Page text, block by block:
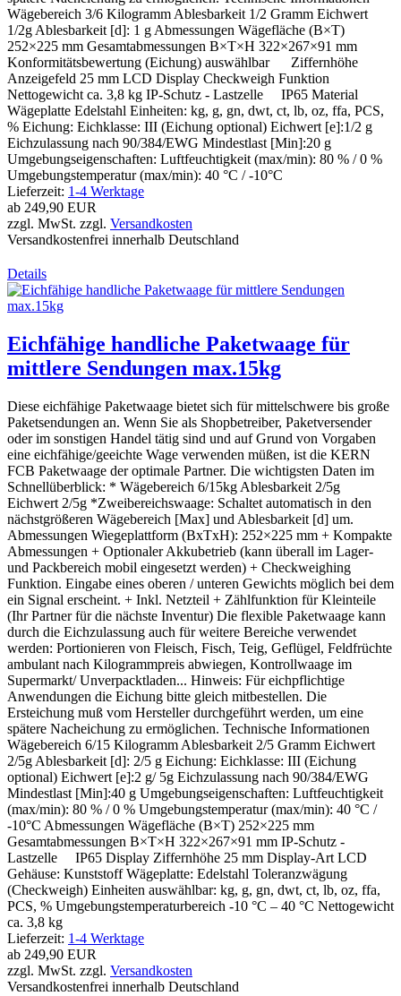
Wägebereich 3/6 Kilogramm Ablesbarkeit 1/2 Gramm Eichwert
1/2g Ablesbarkeit [d]: 1 g Abmessungen Wägefläche (B×T)
252×225 mm Gesamtabmessungen B×T×H 322×267×91 mm
Konformitätsbewertung (Eichung) auswählbar Ziffernhöhe
Anzeigefeld 25 mm LCD Display Checkweigh Funktion
Nettogewicht ca. 3,8 kg IP-Schutz - Lastzelle IP65 Material
Wägeplatte Edelstahl Einheiten: kg, g, gn, dwt, ct, lb, oz, ffa, PCS,
% Eichung: Eichklasse: III (Eichung optional) Eichwert [e]:1/2 g
Eichzulassung nach 90/384/EWG Mindestlast [Min]:20 g
Umgebungseigenschaften: Luftfeuchtigkeit (max/min): 80 % / 0 %
Umgebungstemperatur (max/min): 40 °C / -10°C
Lieferzeit: 1-4 Werktage
ab 249,90 EUR
zzgl. MwSt. zzgl. Versandkosten
Versandkostenfrei innerhalb Deutschland
Details
Eichfähige handliche Paketwaage für
mittlere Sendungen max.15kg
Diese eichfähige Paketwaage bietet sich für mittelschwere bis große
Paketsendungen an. Wenn Sie als Shopbetreiber, Paketversender
oder im sonstigen Handel tätig sind und auf Grund von Vorgaben
eine eichfähige/geeichte Wage verwenden müßen, ist die KERN
FCB Paketwaage der optimale Partner. Die wichtigsten Daten im
Schnellüberblick: * Wägebereich 6/15kg Ablesbarkeit 2/5g
Eichwert 2/5g *Zweibereichswaage: Schaltet automatisch in den
nächstgrößeren Wägebereich [Max] und Ablesbarkeit [d] um.
Abmessungen Wiegeplattform (BxTxH): 252×225 mm + Kompakte
Abmessungen + Optionaler Akkubetrieb (kann überall im Lager-
und Packbereich mobil eingesetzt werden) + Checkweighing
Funktion. Eingabe eines oberen / unteren Gewichts möglich bei dem
ein Signal erscheint. + Inkl. Netzteil + Zählfunktion für Kleinteile
(Ihr Partner für die nächste Inventur) Die flexible Paketwaage kann
durch die Eichzulassung auch für weitere Bereiche verwendet
werden: Portionieren von Fleisch, Fisch, Teig, Geflügel, Feldfrüchte
ambulant nach Kilogrammpreis abwiegen, Kontrollwaage im
Supermarkt/ Unverpacktladen... Hinweis: Für eichpflichtige
Anwendungen die Eichung bitte gleich mitbestellen. Die
Ersteichung muß vom Hersteller durchgeführt werden, um eine
spätere Nacheichung zu ermöglichen. Technische Informationen
Wägebereich 6/15 Kilogramm Ablesbarkeit 2/5 Gramm Eichwert
2/5g Ablesbarkeit [d]: 2/5 g Eichung: Eichklasse: III (Eichung
optional) Eichwert [e]:2 g/ 5g Eichzulassung nach 90/384/EWG
Mindestlast [Min]:40 g Umgebungseigenschaften: Luftfeuchtigkeit
(max/min): 80 % / 0 % Umgebungstemperatur (max/min): 40 °C /
-10°C Abmessungen Wägefläche (B×T) 252×225 mm
Gesamtabmessungen B×T×H 322×267×91 mm IP-Schutz -
Lastzelle IP65 Display Ziffernhöhe 25 mm Display-Art LCD
Gehäuse: Kunststoff Wägeplatte: Edelstahl Toleranzwägung
(Checkweigh) Einheiten auswählbar: kg, g, gn, dwt, ct, lb, oz, ffa,
PCS, % Umgebungstemperaturbereich -10 °C – 40 °C Nettogewicht
ca. 3,8 kg
Lieferzeit: 1-4 Werktage
ab 249,90 EUR
zzgl. MwSt. zzgl. Versandkosten
Versandkostenfrei innerhalb Deutschland